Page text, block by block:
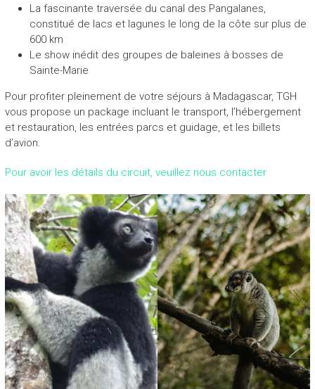
!
La fascinante traversée du canal des Pangalanes,
constitué de lacs et lagunes le long de la côte sur plus de
600 km
Le show inédit des groupes de baleines à bosses de
Sainte-Marie
Pour profiter pleinement de votre séjours à Madagascar, TGH
vous propose un package incluant le transport, l’hébergement
et restauration, les entrées parcs et guidage, et les billets
d’avion.
Pour avoir les détails du circuit, veuillez nous contacter